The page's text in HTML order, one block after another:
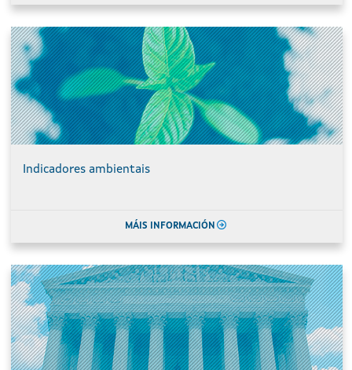
Indicadores ambientais
MÁIS INFORMACIÓN